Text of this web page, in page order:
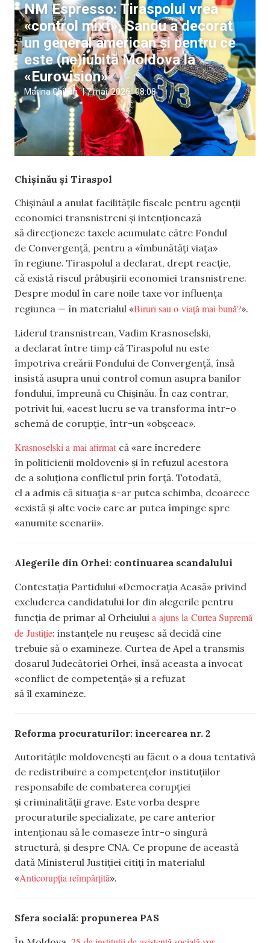
NM Espresso: Tiraspolul vrea
«control mixt», Sandu a decorat
un general american și pentru ce
este (ne)iubită Moldova la
«Eurovision»
Marina Ghilien |7 mai, 2026 08:08
Chișinău și Tiraspol
Chișinăul a anulat facilitățile fiscale pentru agenții
economici transnistreni și intenționează
să direcționeze taxele acumulate către Fondul
de Convergență, pentru a «îmbunătăți viața»
în regiune. Tiraspolul a declarat, drept reacție,
că există riscul prăbușirii economiei transnistrene.
Despre modul în care noile taxe vor influența
regiunea — în materialul «Biruri sau o viață mai bună?».
Liderul transnistrean, Vadim Krasnoselski,
a declarat între timp că Tiraspolul nu este
împotriva creării Fondului de Convergență, însă
insistă asupra unui control comun asupra banilor
fondului, împreună cu Chișinău. În caz contrar,
potrivit lui, «acest lucru se va transforma într-o
schemă de corupție, într-un «obșceac».
Krasnoselski a mai afirmat că «are încredere
în politicienii moldoveni» și în refuzul acestora
de a soluționa conflictul prin forță. Totodată,
el a admis că situația s-ar putea schimba, deoarece
«există și alte voci» care ar putea împinge spre
«anumite scenarii».
Alegerile din Orhei: continuarea scandalului
Contestația Partidului «Democrația Acasă» privind
excluderea candidatului lor din alegerile pentru
funcția de primar al Orheiului a ajuns la Curtea Supremă
de Justiție: instanțele nu reușesc să decidă cine
trebuie să o examineze. Curtea de Apel a transmis
dosarul Judecătoriei Orhei, însă aceasta a invocat
«conflict de competență» și a refuzat
să îl examineze.
Reforma procuraturilor: încercarea nr. 2
Autoritățile moldovenești au făcut o a doua tentativă
de redistribuire a competențelor instituțiilor
responsabile de combaterea corupției
și criminalității grave. Este vorba despre
procuraturile specializate, pe care anterior
intenționau să le comaseze într-o singură
structură, și despre CNA. Ce propune de această
dată Ministerul Justiției citiți în materialul
«Anticorupția reîmpărțită».
Sfera socială: propunerea PAS